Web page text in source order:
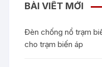
BÀI VIẾT MỚI
Đèn chống nổ trạm
cho trạm biến áp